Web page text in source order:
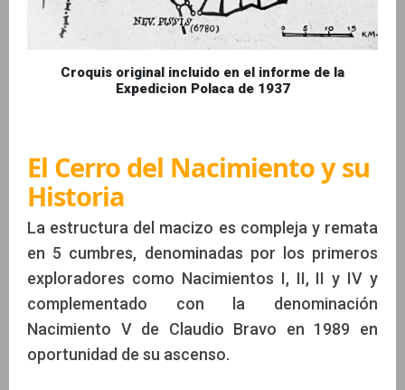
Croquis original incluido en el informe de la
Expedicion Polaca de 1937
El Cerro del Nacimiento y su
Historia
La estructura del macizo es compleja y remata
en 5 cumbres, denominadas por los primeros
exploradores como Nacimientos I, II, II y IV y
complementado con la denominación
Nacimiento V de Claudio Bravo en 1989 en
oportunidad de su ascenso.